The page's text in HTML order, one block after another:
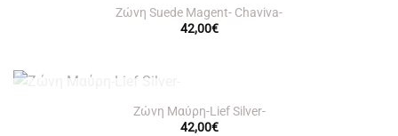
OUT OF STOCK
Ζώνη Suede Magent- Chaviva-
42,00€
OUT OF STOCK
Ζώνη Μαύρη-Lief Silver-
42,00€